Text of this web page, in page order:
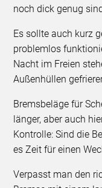
noch dick genug
Es sollte auch kurz
problemlos
Nacht im Freien
Außenhüllen
Bremsbeläge für
länger, aber auch
Kontrolle: Sind die
es Zeit für einen
Verpasst man den